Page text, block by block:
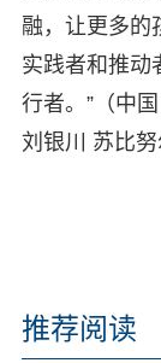
融，让更多的
实践者和推动
行者。”（中
刘银川 苏比努
推荐阅读